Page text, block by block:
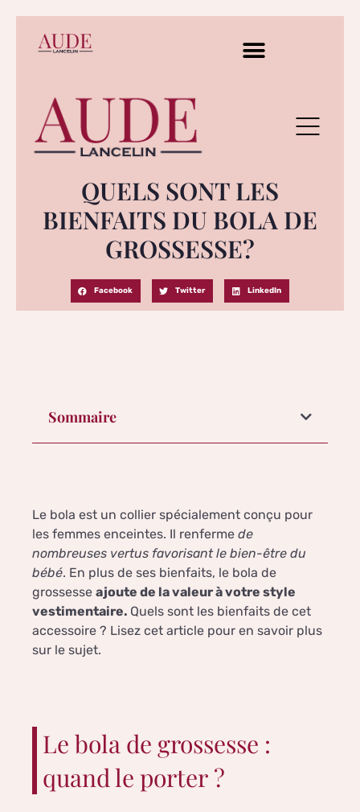
QUELS SONT LES
BIENFAITS DU BOLA DE
GROSSESSE?
Facebook Twitter LinkedIn
Sommaire
Le bola est un collier spécialement conçu pour
les femmes enceintes. Il renferme de
nombreuses vertus favorisant le bien-être du
bébé. En plus de ses bienfaits, le bola de
grossesse ajoute de la valeur à votre style
vestimentaire. Quels sont les bienfaits de cet
accessoire ? Lisez cet article pour en savoir plus
sur le sujet.
Le bola de grossesse :
quand le porter ?